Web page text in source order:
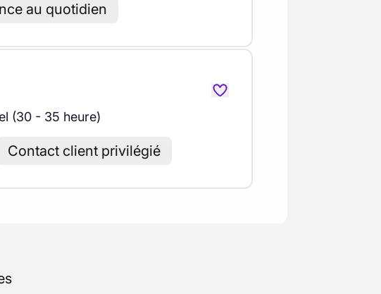
au quotidien
(30 - 35 heure)
Contact client privilégié